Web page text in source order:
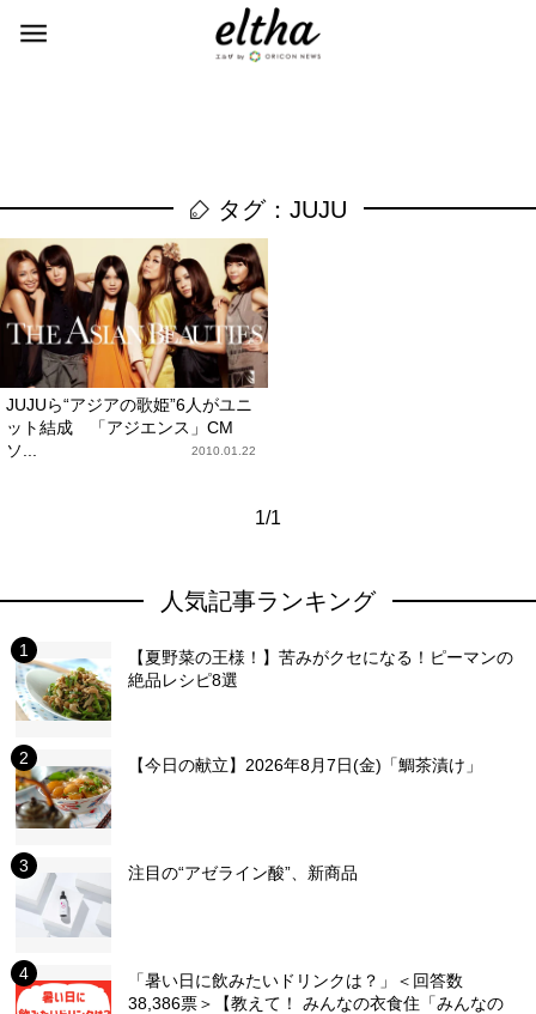
タグ：JUJU
JUJUら“アジアの歌姫”6人がユニ
ット結成 「アジエンス」CM
ソ...
2010.01.22
1/1
人気記事ランキング
【夏野菜の王様！】苦みがクセになる！ピーマンの
絶品レシピ8選
【今日の献立】2026年8月7日(金)「鯛茶漬け」
注目の“アゼライン酸”、新商品
「暑い日に飲みたいドリンクは？」＜回答数
38,386票＞【教えて！ みんなの衣食住「みんなの